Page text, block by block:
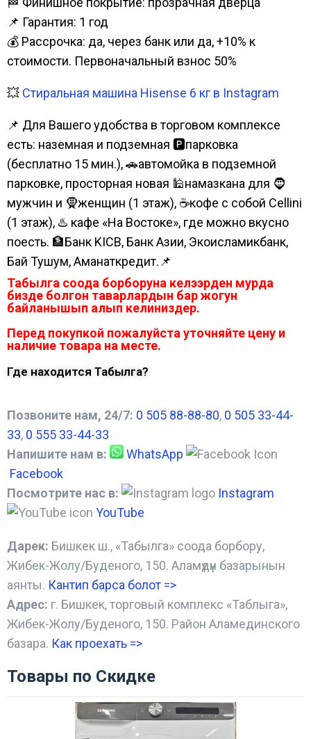
📌 Гарантия: 1 год
💰 Рассрочка: да, через банк или да, +10% к
стоимости. Первоначальный взнос 50%
💥 Стиральная машина Hisense 6 кг в Instagram
📌 Для Вашего удобства в торговом комплексе
есть: наземная и подземная 🅿парковка
(бесплатно 15 мин.), 🚗автомойка в подземной
парковке, просторная новая 🕌намазкана для 🧔
мужчин и 🧕женщин (1 этаж), ☕кофе с собой Cellini
(1 этаж), ♨️ кафе «На Востоке», где можно вкусно
поесть. 🏦Банк KICB, Банк Азии, Экоисламикбанк,
Бай Тушум, Аманаткредит.📌
Табылга соода борборуна келээрден мурда
бизде болгон таварлардын бар жогун
байланышып алып келиниздер.
Перед покупкой пожалуйста уточняйте цену и
наличие товара на месте.
Где находится Табылга?
Позвоните нам, 24/7: 0 505 88-88-80, 0 505 33-44-
33, 0 555 33-44-33
Напишите нам в:
WhatsApp
Facebook
Посмотрите нас в:
Instagram
YouTube
Дарек: Бишкек ш., «Табылга» соода борбору,
Жибек-Жолу/Буденого, 150. Аламүдүн базарынын
аянты. Кантип барса болот =>
Адрес: г. Бишкек, торговый комплекс «Таблыга»,
Жибек-Жолу/Буденого, 150. Район Аламединского
базара. Как проехать =>
Товары по Скидке